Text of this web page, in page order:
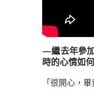
—繼去年參
時的心情如
「很開心，